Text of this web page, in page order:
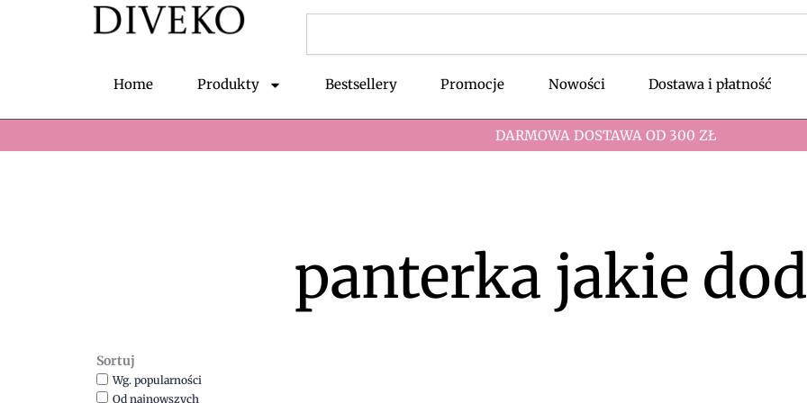
Home Produkty Bestsellery Promocje Nowości Dostawa i płatność
DARMOWA DOSTAWA OD 300 ZŁ
panterka jakie
Sortuj
Wg. popularności
Od najnowszych